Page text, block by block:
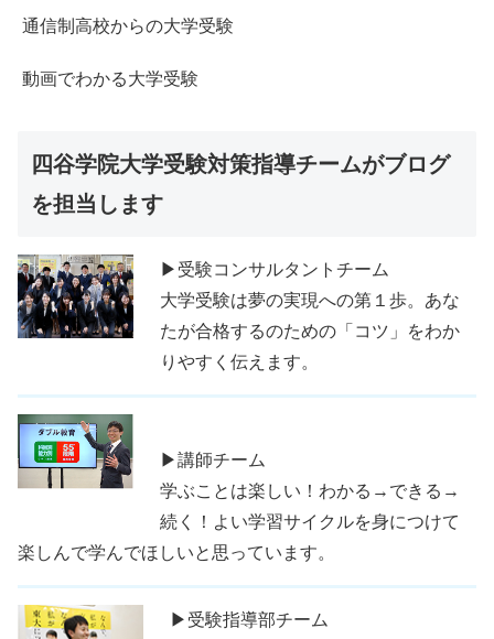
通信制高校からの大学受験
動画でわかる大学受験
四谷学院大学受験対策指導チームがブログ
を担当します
▶受験コンサルタントチーム
大学受験は夢の実現への第１歩。あな
たが合格するのための「コツ」をわか
りやすく伝えます。
▶講師チーム
学ぶことは楽しい！わかる→できる→
続く！よい学習サイクルを身につけて
楽しんで学んでほしいと思っています。
▶受験指導部チーム